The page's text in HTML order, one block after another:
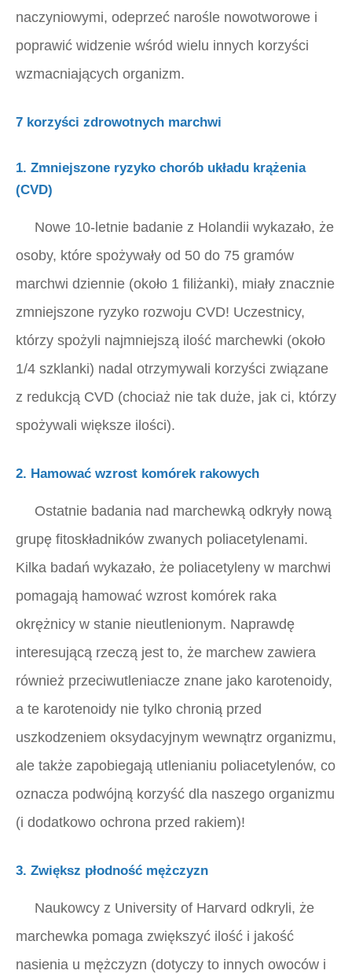
naczyniowymi, odeprzeć narośle nowotworowe i
poprawić widzenie wśród wielu innych korzyści
wzmacniających organizm.
7 korzyści zdrowotnych marchwi
1. Zmniejszone ryzyko chorób układu krążenia
(CVD)
Nowe 10-letnie badanie z Holandii wykazało, że
osoby, które spożywały od 50 do 75 gramów
marchwi dziennie (około 1 filiżanki), miały znacznie
zmniejszone ryzyko rozwoju CVD! Uczestnicy,
którzy spożyli najmniejszą ilość marchewki (około
1/4 szklanki) nadal otrzymywali korzyści związane
z redukcją CVD (chociaż nie tak duże, jak ci, którzy
spożywali większe ilości).
2. Hamować wzrost komórek rakowych
Ostatnie badania nad marchewką odkryły nową
grupę fitoskładników zwanych poliacetylenami.
Kilka badań wykazało, że poliacetyleny w marchwi
pomagają hamować wzrost komórek raka
okrężnicy w stanie nieutlenionym. Naprawdę
interesującą rzeczą jest to, że marchew zawiera
również przeciwutleniacze znane jako karotenoidy,
a te karotenoidy nie tylko chronią przed
uszkodzeniem oksydacyjnym wewnątrz organizmu,
ale także zapobiegają utlenianiu poliacetylenów, co
oznacza podwójną korzyść dla naszego organizmu
(i dodatkowo ochrona przed rakiem)!
3. Zwiększ płodność mężczyzn
Naukowcy z University of Harvard odkryli, że
marchewka pomaga zwiększyć ilość i jakość
nasienia u mężczyzn (dotyczy to innych owoców i